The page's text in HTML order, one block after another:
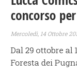
concorso
Mercoledì, 14 Ottobre
Dal 29 ottobre al
Foresta dei